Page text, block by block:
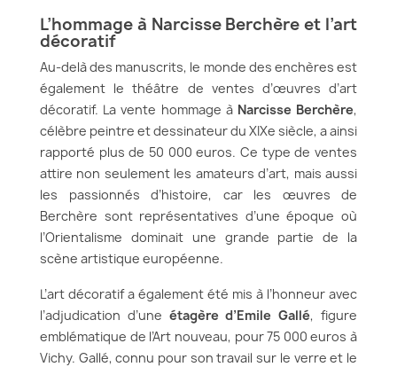
L’hommage à Narcisse Berchère et l’art
décoratif
Au-delà des manuscrits, le monde des enchères est
également le théâtre de ventes d’œuvres d’art
décoratif. La vente hommage à Narcisse Berchère,
célèbre peintre et dessinateur du XIXe siècle, a ainsi
rapporté plus de 50 000 euros. Ce type de ventes
attire non seulement les amateurs d’art, mais aussi
les passionnés d’histoire, car les œuvres de
Berchère sont représentatives d’une époque où
l’Orientalisme dominait une grande partie de la
scène artistique européenne.
L’art décoratif a également été mis à l’honneur avec
l’adjudication d’une étagère d’Emile Gallé, figure
emblématique de l’Art nouveau, pour 75 000 euros à
Vichy. Gallé, connu pour son travail sur le verre et le